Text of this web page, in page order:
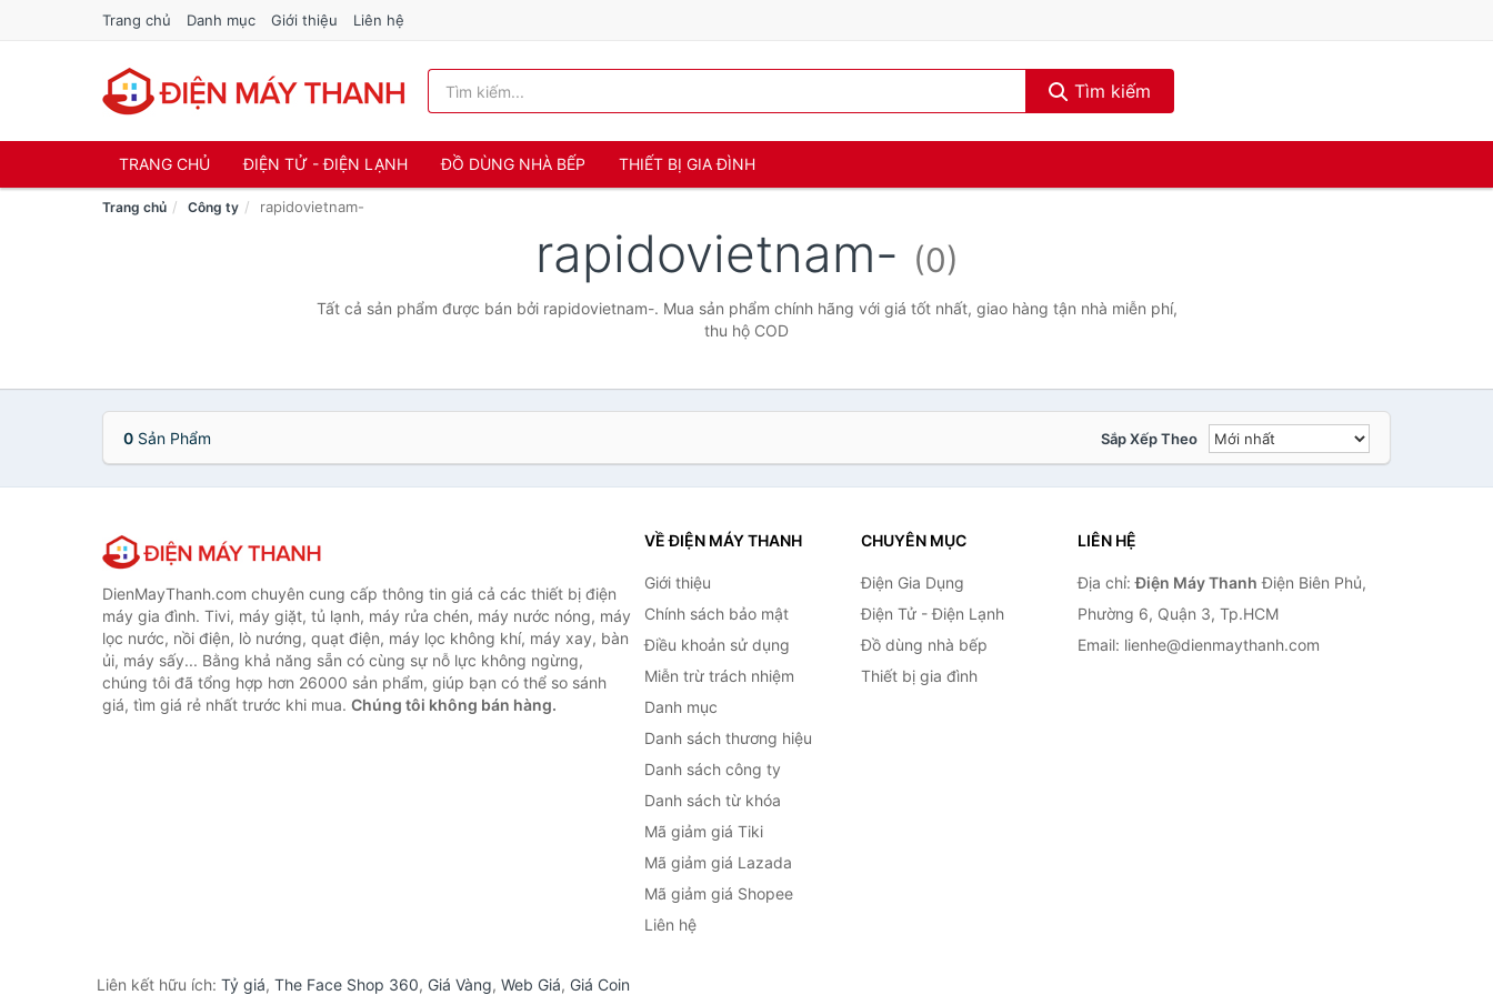
Trang chủ Danh mục Giới thiệu Liên hệ
Tìm kiếm
TRANG CHỦ ĐIỆN TỬ - ĐIỆN LẠNH ĐỒ DÙNG NHÀ BẾP THIẾT BỊ GIA ĐÌNH
Trang chủ Công ty rapidovietnam-
rapidovietnam- (0)
Tất cả sản phẩm được bán bởi rapidovietnam-. Mua sản phẩm chính hãng với giá tốt nhất, giao hàng tận nhà miễn phí,
thu hộ COD
0 Sản Phẩm Sắp Xếp Theo
DienMayThanh.com chuyên cung cấp thông tin giá cả các thiết bị điện
máy gia đình. Tivi, máy giặt, tủ lạnh, máy rửa chén, máy nước nóng, máy
lọc nước, nồi điện, lò nướng, quạt điện, máy lọc không khí, máy xay, bàn
ủi, máy sấy... Bằng khả năng sẵn có cùng sự nỗ lực không ngừng,
chúng tôi đã tổng hợp hơn 26000 sản phẩm, giúp bạn có thể so sánh
giá, tìm giá rẻ nhất trước khi mua. Chúng tôi không bán hàng.
VỀ ĐIỆN MÁY THANH
Giới thiệu
Chính sách bảo mật
Điều khoản sử dụng
Miễn trừ trách nhiệm
Danh mục
Danh sách thương hiệu
Danh sách công ty
Danh sách từ khóa
Mã giảm giá Tiki
Mã giảm giá Lazada
Mã giảm giá Shopee
Liên hệ
CHUYÊN MỤC
Điện Gia Dụng
Điện Tử - Điện Lạnh
Đồ dùng nhà bếp
Thiết bị gia đình
LIÊN HỆ
Địa chỉ:Điện Máy Thanh Điện Biên Phủ,
Phường 6, Quận 3, Tp.HCM
Email: lienhe@dienmaythanh.com
Liên kết hữu ích: Tỷ giá, The Face Shop 360, Giá Vàng, Web Giá, Giá Coin